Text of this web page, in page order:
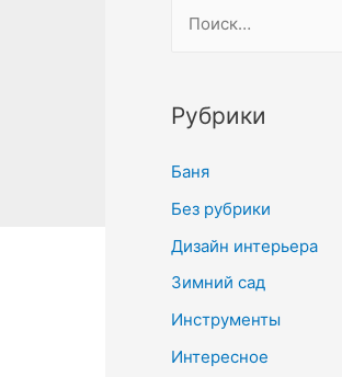
т
:
Рубрики
Баня
Без рубрики
Дизайн интерьера
Зимний сад
Инструменты
Интересное